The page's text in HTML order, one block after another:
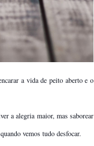
a vida de peito aberto e o
a alegria maior, mas saborear
vemos tudo desfocar.